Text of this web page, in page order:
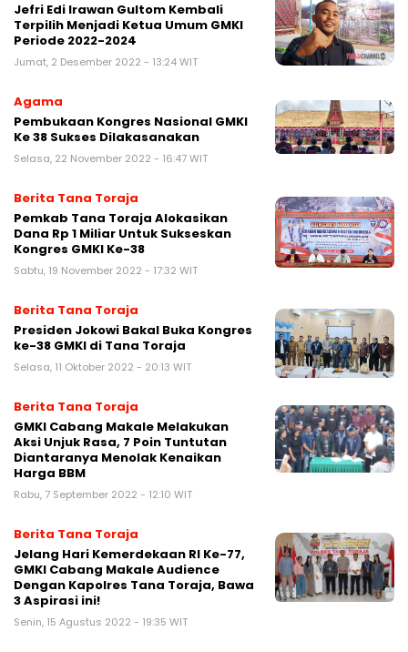
Jefri Edi Irawan Gultom Kembali
Terpilih Menjadi Ketua Umum GMKI
Periode 2022-2024
Jumat, 2 Desember 2022 - 13:24 WIT
Agama
Pembukaan Kongres Nasional GMKI
Ke 38 Sukses Dilakasanakan
Selasa, 22 November 2022 - 16:47 WIT
Berita Tana Toraja
Pemkab Tana Toraja Alokasikan
Dana Rp 1 Miliar Untuk Sukseskan
Kongres GMKI Ke-38
Sabtu, 19 November 2022 - 17:32 WIT
Berita Tana Toraja
Presiden Jokowi Bakal Buka Kongres
ke-38 GMKI di Tana Toraja
Selasa, 11 Oktober 2022 - 20:13 WIT
Berita Tana Toraja
GMKI Cabang Makale Melakukan
Aksi Unjuk Rasa, 7 Poin Tuntutan
Diantaranya Menolak Kenaikan
Harga BBM
Rabu, 7 September 2022 - 12:10 WIT
Berita Tana Toraja
Jelang Hari Kemerdekaan RI Ke-77,
GMKI Cabang Makale Audience
Dengan Kapolres Tana Toraja, Bawa
3 Aspirasi ini!
Senin, 15 Agustus 2022 - 19:35 WIT